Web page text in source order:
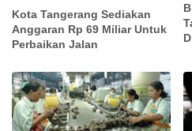
Kota Tangerang Sediakan
Anggaran Rp 69 Miliar Untuk
Perbaikan Jalan